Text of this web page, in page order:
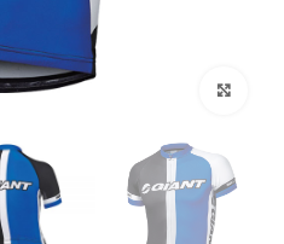
برای بزرگنمایی کلیک کنید